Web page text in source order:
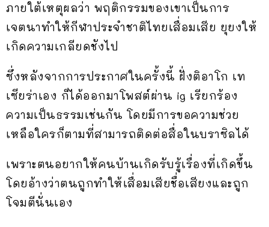
ภายใต้เหตุผลว่า พฤติกรรมของเขาเป็นการ
เจตนาทำให้กีฬาประจำชาติไทยเสื่อมเสีย ยุยงให้
เกิดความเกลียดชังไป
ซึ่งหลังจากการประกาศในครั้งนี้ ฝั่งติอาโก เท
เซียร่าเอง ก็ได้ออกมาโพสต์ผ่าน ig เรียกร้อง
ความเป็นธรรมเช่นกัน โดยมีการขอความช่วย
เหลือใครก็ตามที่สามารถติดต่อสื่อในบราซิลได้
เพราะตนอยากให้คนบ้านเกิดรับรู้เรื่องที่เกิดขึ้น
โดยอ้างว่าตนถูกทำให้เสื่อมเสียชื่อเสียงและถูก
โจมตีนั่นเอง